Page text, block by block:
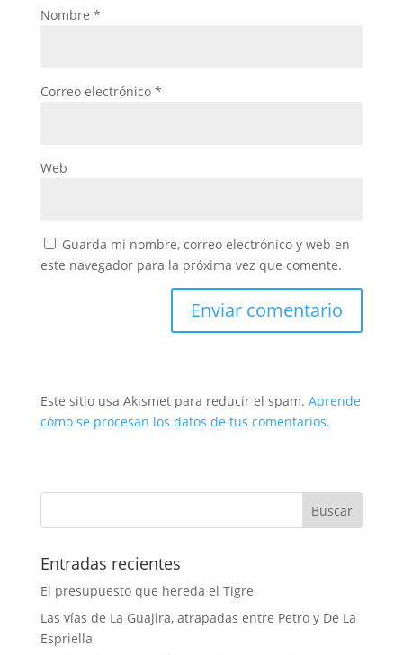
Nombre *
Correo electrónico *
Web
Guarda mi nombre, correo electrónico y web en
este navegador para la próxima vez que comente.
Este sitio usa Akismet para reducir el spam. Aprende
cómo se procesan los datos de tus comentarios.
Entradas recientes
El presupuesto que hereda el Tigre
Las vías de La Guajira, atrapadas entre Petro y De La
Espriella